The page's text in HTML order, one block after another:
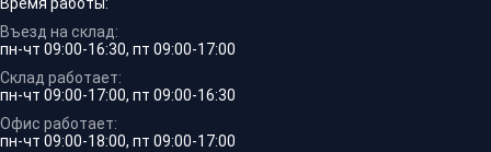
Въезд на склад:
пн-чт 09:00-16:30, пт 09:00-17:00
Склад работает:
пн-чт 09:00-17:00, пт 09:00-16:30
Офис работает:
пн-чт 09:00-18:00, пт 09:00-17:00